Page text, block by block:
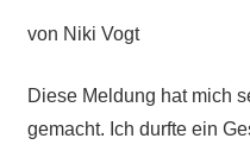
von Niki Vogt
Diese Meldung hat mich
gemacht. Ich durfte ein